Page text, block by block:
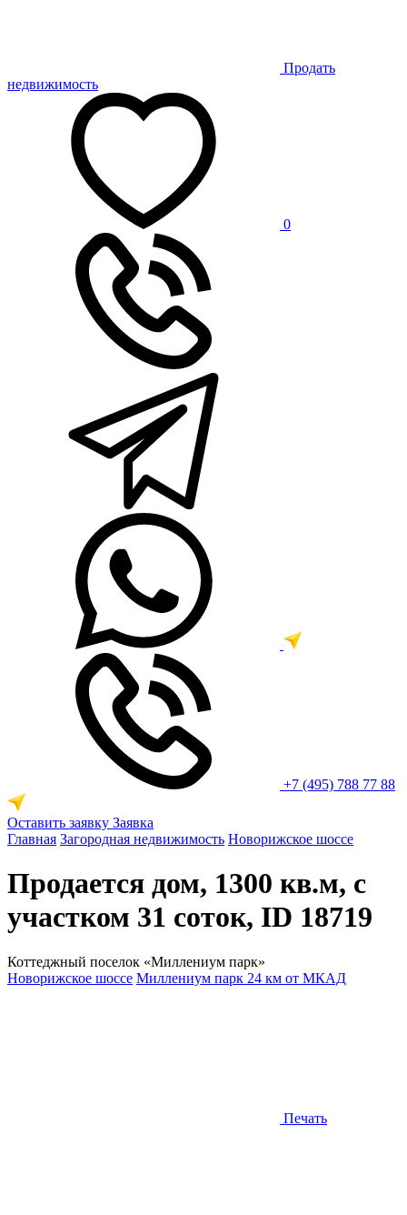
Продать
недвижимость
0
+7 (495) 788 77 88
Оставить заявку Заявка
Главная Загородная недвижимость Новорижское шоссе
Продается дом, 1300 кв.м, с
участком 31 соток, ID 18719
Коттеджный поселок «Миллениум парк»
Новорижское шоссе Миллениум парк 24 км от МКАД
Печать